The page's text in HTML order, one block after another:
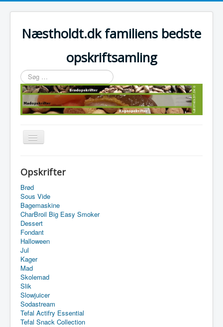
Næstholdt.dk familiens bedste
opskriftsamling
Søg
…
Skift
navigation
Tefal Actifry Essential
Opskrifter
Brød
Sous Vide
Bagemaskine
CharBroil Big Easy Smoker
Dessert
Fondant
Halloween
Jul
Kager
Mad
Skolemad
Slik
Slowjuicer
Sodastream
Tefal Actifry Essential
Tefal Snack Collection